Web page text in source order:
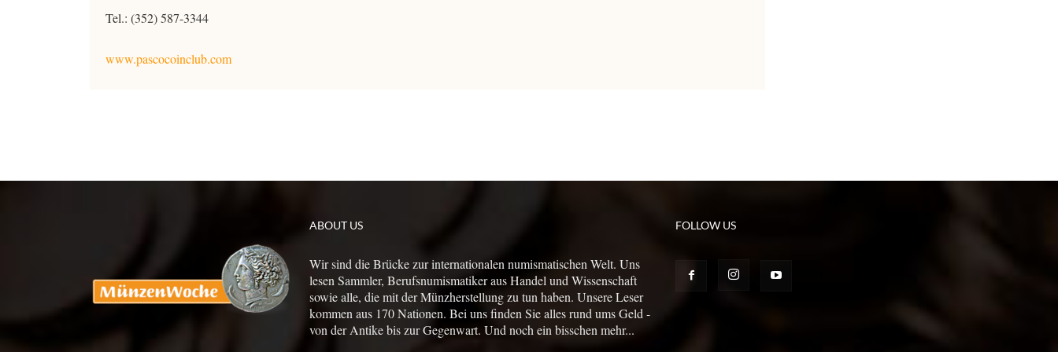
Tel.: (352) 587-3344
www.pascocoinclub.com
ABOUT US
Wir sind die Brücke zur internationalen numismatischen Welt. Uns
lesen Sammler, Berufsnumismatiker aus Handel und Wissenschaft
sowie alle, die mit der Münzherstellung zu tun haben. Unsere Leser
kommen aus 170 Nationen. Bei uns finden Sie alles rund ums Geld -
von der Antike bis zur Gegenwart. Und noch ein bisschen mehr...
FOLLOW US